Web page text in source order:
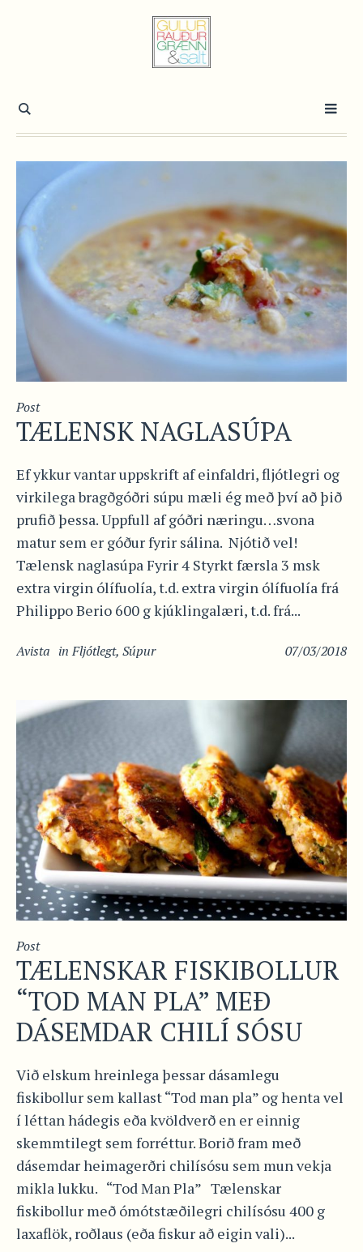
Post
TÆLENSK NAGLASÚPA
Ef ykkur vantar uppskrift af einfaldri, fljótlegri og
virkilega bragðgóðri súpu mæli ég með því að þið
prufið þessa. Uppfull af góðri næringu…svona
matur sem er góður fyrir sálina. Njótið vel!
Tælensk naglasúpa Fyrir 4 Styrkt færsla 3 msk
extra virgin ólífuolía, t.d. extra virgin ólífuolía frá
Philippo Berio 600 g kjúklingalæri, t.d. frá...
07/03/2018
Avista inFljótlegt, Súpur
Post
TÆLENSKAR FISKIBOLLUR
“TOD MAN PLA” MEÐ
DÁSEMDAR CHILÍ SÓSU
Við elskum hreinlega þessar dásamlegu
fiskibollur sem kallast “Tod man pla” og henta vel
í léttan hádegis eða kvöldverð en er einnig
skemmtilegt sem forréttur. Borið fram með
dásemdar heimagerðri chilísósu sem mun vekja
mikla lukku. “Tod Man Pla” Tælenskar
fiskibollur með ómótstæðilegri chilísósu 400 g
laxaflök, roðlaus (eða fiskur að eigin vali)...